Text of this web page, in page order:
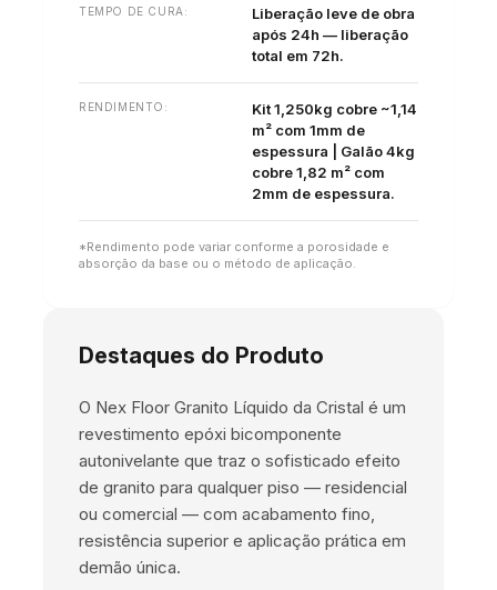
TEMPO DE CURA:
Liberação leve de obra
após 24h — liberação
total em 72h.
RENDIMENTO:
Kit 1,250kg cobre ~1,14
m² com 1mm de
espessura | Galão 4kg
cobre 1,82 m² com
2mm de espessura.
*Rendimento pode variar conforme a porosidade e
absorção da base ou o método de aplicação.
Destaques do Produto
O Nex Floor Granito Líquido da Cristal é um
revestimento epóxi bicomponente
autonivelante que traz o sofisticado efeito
de granito para qualquer piso — residencial
ou comercial — com acabamento fino,
resistência superior e aplicação prática em
demão única.